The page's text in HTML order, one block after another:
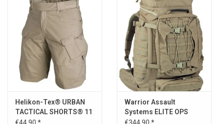
Helikon-Tex® URBAN
TACTICAL SHORTS® 11
inch "® RIPSTOP
Warrior Assault
Systems ELITE OPS
X300 PACK